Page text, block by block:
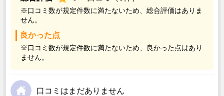
※口コミ数が規定件数に満たないため、総合評価はありま
せん。
良かった点
※口コミ数が規定件数に満たないため、良かった点はあり
ません。
口コミはまだありません